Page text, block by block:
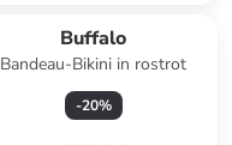
Buffalo
Bandeau-Bikini in rostrot
-20%